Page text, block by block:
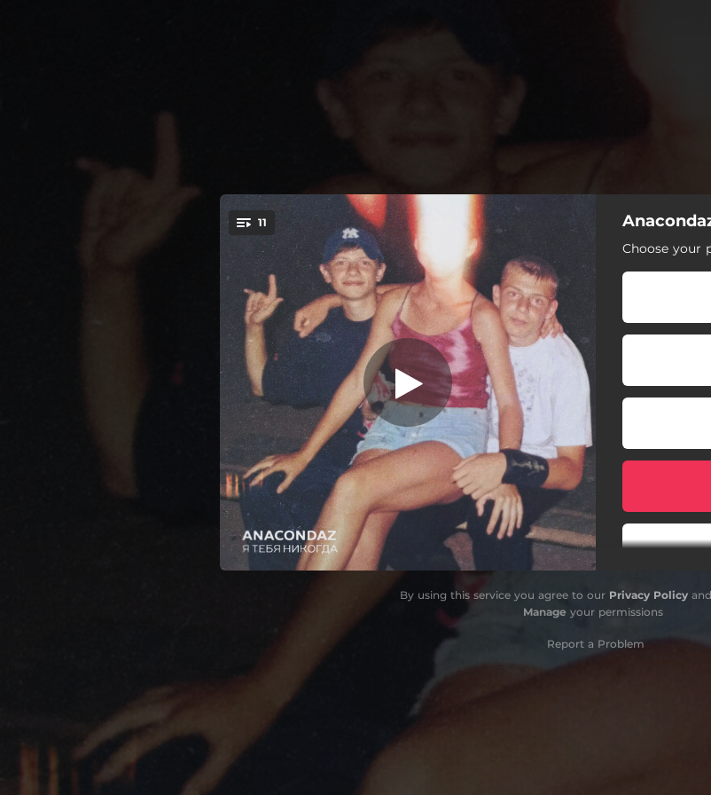
You're all set!
11 Ни капли не больно
Ни капли не больно
04:03
Дубак
02:55
Твоему новому парню
03:54
Нахуй тебя и твоих друзей
03:23
Воспоминания о тебе
04:11
Ты знаешь, кто он
03:45
Драма
02:51
Бессонница
04:11
Не курю
Каберне
Двое
Choose your
By using this service you agree to our Privacy Policyand
Manage your permissions
Report a Problem